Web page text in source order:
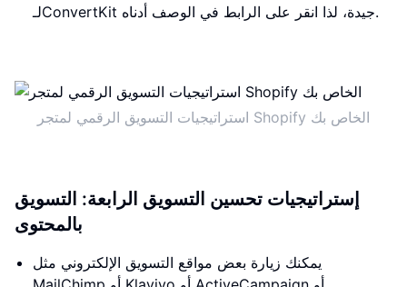
لـConvertKit جيدة، لذا انقر على الرابط في الوصف أدناه.
استراتيجيات التسويق الرقمي لمتجر Shopify الخاص بك
إستراتيجيات تحسين التسويق الرابعة: التسويق
بالمحتوى
يمكنك زيارة بعض مواقع التسويق الإلكتروني مثل